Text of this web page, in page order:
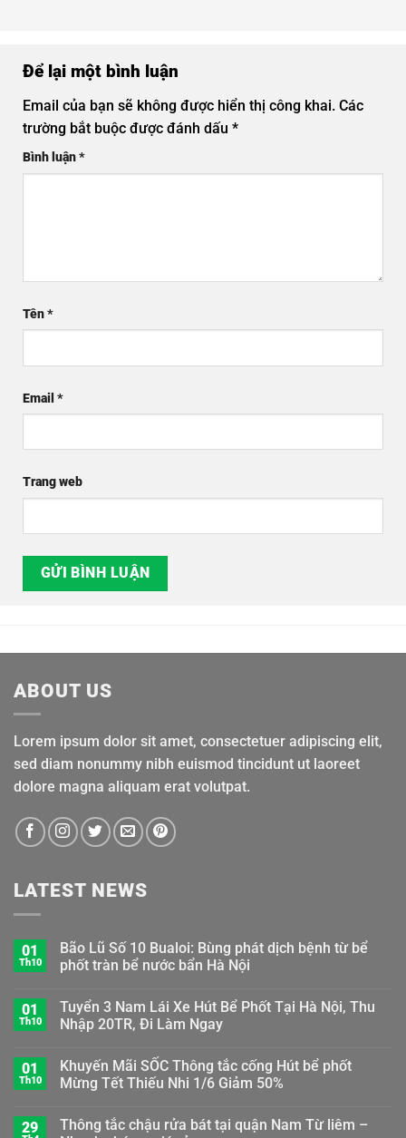
Để lại một bình luận
Email của bạn sẽ không được hiển thị công khai. Các
trường bắt buộc được đánh dấu *
Bình luận*
Tên*
Email *
Trang web
ABOUT US
Lorem ipsum dolor sit amet, consectetuer adipiscing elit,
sed diam nonummy nibh euismod tincidunt ut laoreet
dolore magna aliquam erat volutpat.
LATEST NEWS
01
Th10
Bão Lũ Số 10 Bualoi: Bùng phát dịch bệnh từ bể
phốt tràn bể nước bẩn Hà Nội
01
Th10
Tuyển 3 Nam Lái Xe Hút Bể Phốt Tại Hà Nội, Thu
Nhập 20TR, Đi Làm Ngay
01
Th10
Khuyến Mãi SỐC Thông tắc cống Hút bể phốt
Mừng Tết Thiếu Nhi 1/6 Giảm 50%
29
Thông tắc chậu rửa bát tại quận Nam Từ liêm –